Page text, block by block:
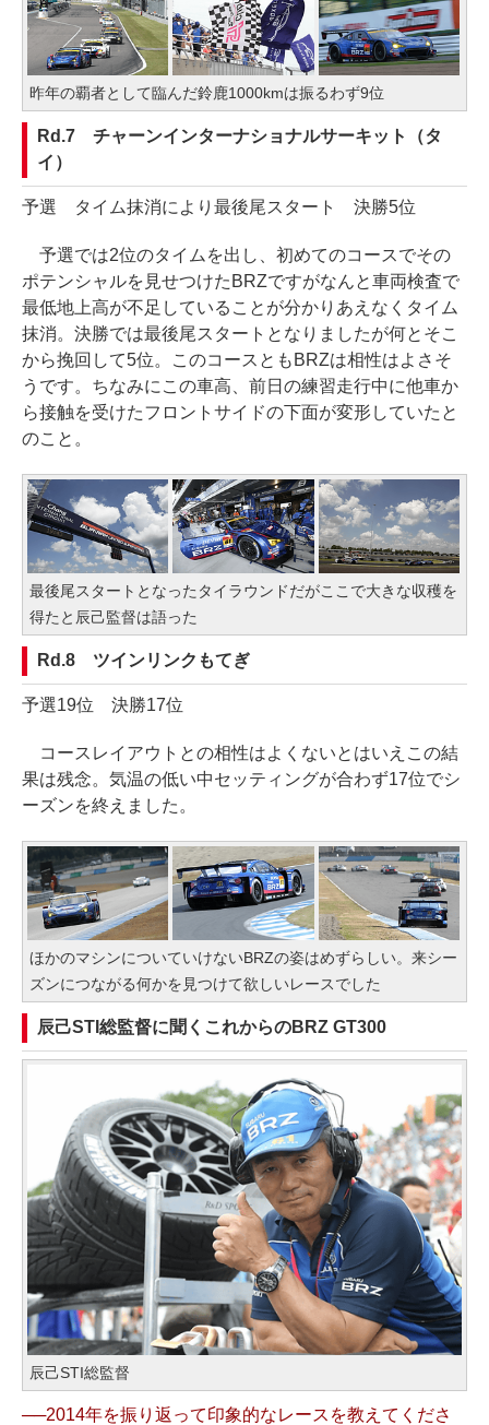
昨年の覇者として臨んだ鈴鹿1000kmは振るわず9位
Rd.7 チャーンインターナショナルサーキット（タ
イ）
予選 タイム抹消により最後尾スタート 決勝5位
予選では2位のタイムを出し、初めてのコースでその
ポテンシャルを見せつけたBRZですがなんと車両検査で
最低地上高が不足していることが分かりあえなくタイム
抹消。決勝では最後尾スタートとなりましたが何とそこ
から挽回して5位。このコースともBRZは相性はよさそ
うです。ちなみにこの車高、前日の練習走行中に他車か
ら接触を受けたフロントサイドの下面が変形していたと
のこと。
最後尾スタートとなったタイラウンドだがここで大きな収穫を
得たと辰己監督は語った
Rd.8 ツインリンクもてぎ
予選19位 決勝17位
コースレイアウトとの相性はよくないとはいえこの結
果は残念。気温の低い中セッティングが合わず17位でシ
ーズンを終えました。
ほかのマシンについていけないBRZの姿はめずらしい。来シー
ズンにつながる何かを見つけて欲しいレースでした
辰己STI総監督に聞くこれからのBRZ GT300
辰己STI総監督
──2014年を振り返って印象的なレースを教えてくださ